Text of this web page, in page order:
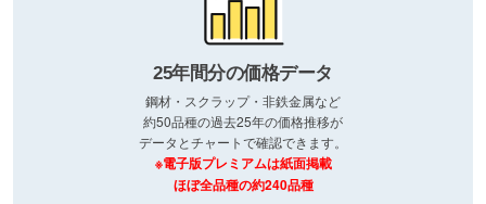
25年間分の価格データ
鋼材・スクラップ・非鉄金属など
約50品種の過去25年の価格推移が
データとチャートで確認できます。
※電子版プレミアムは紙面掲載
ほぼ全品種の約240品種